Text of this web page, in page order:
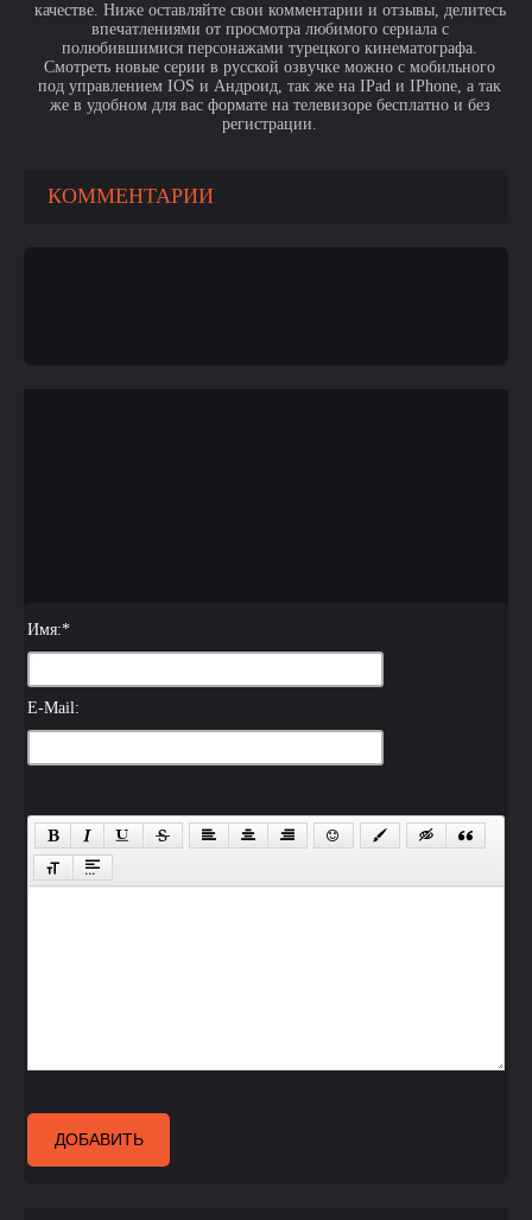
качестве. Ниже оставляйте свои комментарии и отзывы, делитесь
впечатлениями от просмотра любимого сериала с
полюбившимися персонажами турецкого кинематографа.
Смотреть новые серии в русской озвучке можно с мобильного
под управлением IOS и Андроид, так же на IPad и IPhone, а так
же в удобном для вас формате на телевизоре бесплатно и без
регистрации.
КОММЕНТАРИИ
Имя:*
E-Mail:
ДОБАВИТЬ